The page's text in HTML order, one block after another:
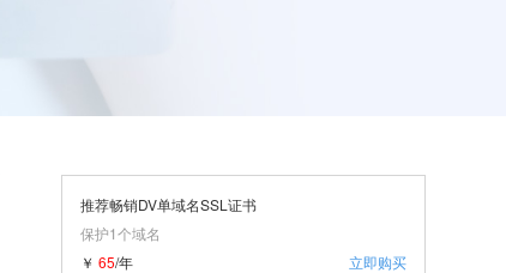
推荐畅销DV单域名SSL证书
保护1个域名
立即购买
￥ 65/年